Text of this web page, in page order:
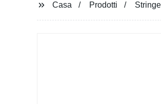
Casa Prodotti